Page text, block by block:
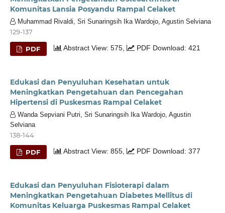
Komunitas Lansia Posyandu Rampal Celaket
Muhammad Rivaldi, Sri Sunaringsih Ika Wardojo, Agustin Selviana
129-137
PDF Abstract View: 575, PDF Download: 421
Edukasi dan Penyuluhan Kesehatan untuk
Meningkatkan Pengetahuan dan Pencegahan
Hipertensi di Puskesmas Rampal Celaket
Wanda Sepviani Putri, Sri Sunaringsih Ika Wardojo, Agustin
Selviana
138-144
PDF Abstract View: 855, PDF Download: 377
Edukasi dan Penyuluhan Fisioterapi dalam
Meningkatkan Pengetahuan Diabetes Mellitus di
Komunitas Keluarga Puskesmas Rampal Celaket